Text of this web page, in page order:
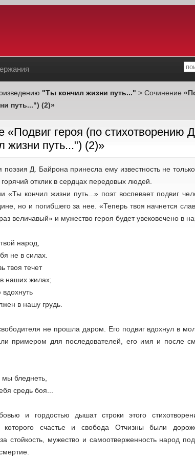
"Ты кончил жизни путь..." > Сочинение
путь...") (2)»
«Подвиг героя (по стихотворению
жизни путь...") (2)»
поэзия Д. Байрона принесла ему известность не
отклик в сердцах передовых людей.
«Ты кончил жизни путь...» поэт воспевает подвиг
но и погибшего за нее. «Теперь твоя начнется
величавый» и мужество героя будет увековечено в
народ,
не в силах.
твоя течет
наших жилах;
в нашу грудь.
не прошла даром. Его подвиг вдохнул в
примером для последователей, его имя и после
мы бледнеть,
средь боя...
и гордостью дышат строки этого
которого счастье и свобода Отчизны были
за стойкость, мужество и самоотверженность народ